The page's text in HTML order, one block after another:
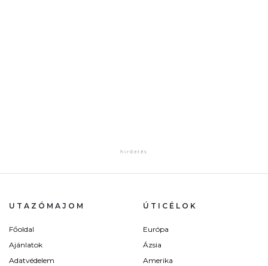
UTAZÓMAJOM
Főoldal
Ajánlatok
Adatvédelem
ÚTICÉLOK
Európa
Ázsia
Amerika